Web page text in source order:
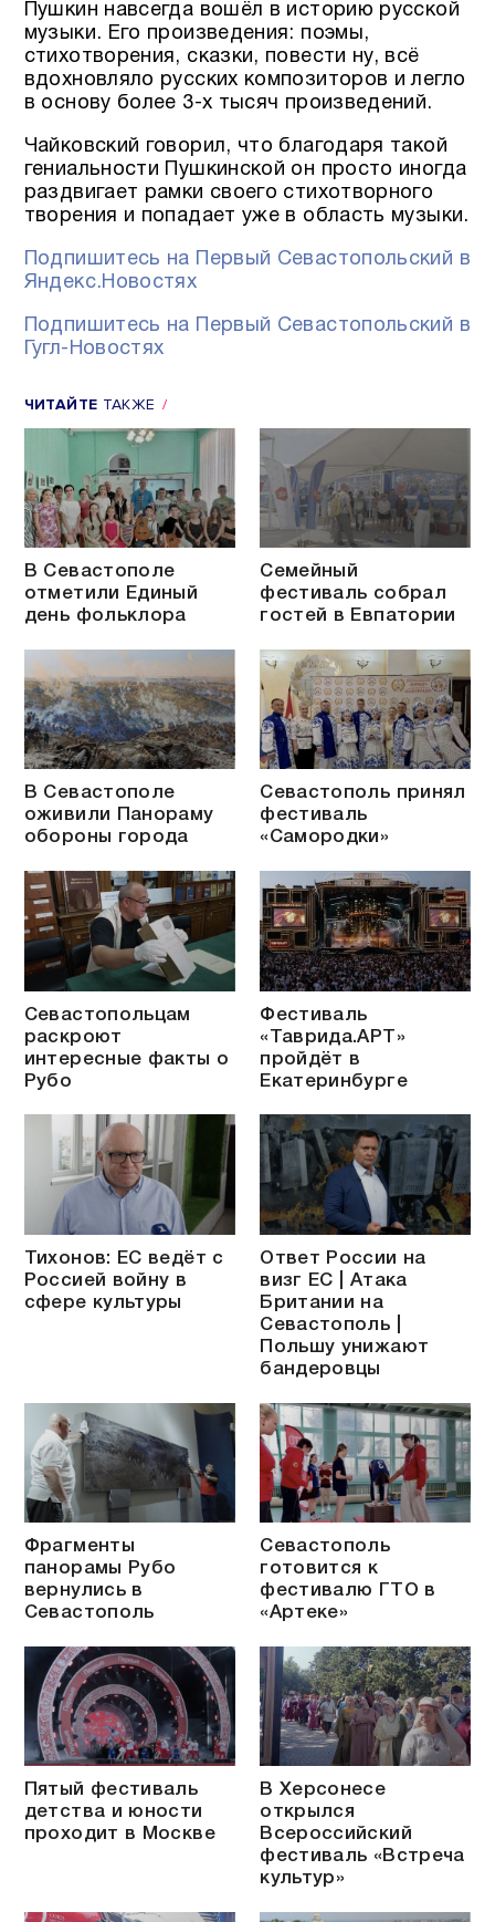
Пушкин навсегда вошёл в историю русской
музыки. Его произведения: поэмы,
стихотворения, сказки, повести ну, всё
вдохновляло русских композиторов и легло
в основу более 3-х тысяч произведений.
Чайковский говорил, что благодаря такой
гениальности Пушкинской он просто иногда
раздвигает рамки своего стихотворного
творения и попадает уже в область музыки.
Подпишитесь на Первый Севастопольский в
Яндекс.Новостях
Подпишитесь на Первый Севастопольский в
Гугл-Новостях
ЧИТАЙТЕ ТАКЖЕ
В Севастополе
отметили Единый
день фольклора
Семейный
фестиваль собрал
гостей в Евпатории
В Севастополе
оживили Панораму
обороны города
Севастополь принял
фестиваль
«Самородки»
Севастопольцам
раскроют
интересные факты о
Рубо
Фестиваль
«Таврида.АРТ»
пройдёт в
Екатеринбурге
Тихонов: ЕС ведёт с
Россией войну в
сфере культуры
Ответ России на
визг ЕС | Атака
Британии на
Севастополь |
Польшу унижают
бандеровцы
Фрагменты
панорамы Рубо
вернулись в
Севастополь
Севастополь
готовится к
фестивалю ГТО в
«Артеке»
Пятый фестиваль
детства и юности
проходит в Москве
В Херсонесе
открылся
Всероссийский
фестиваль «Встреча
культур»